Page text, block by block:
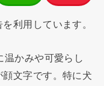
利用しています。
温かみや可愛らし
文字です。特に犬